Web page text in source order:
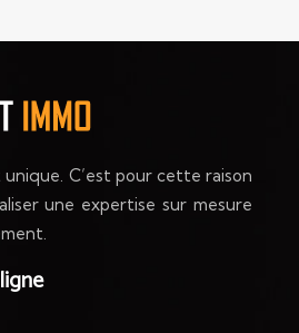
C’est pour cette raison
une expertise sur mesure